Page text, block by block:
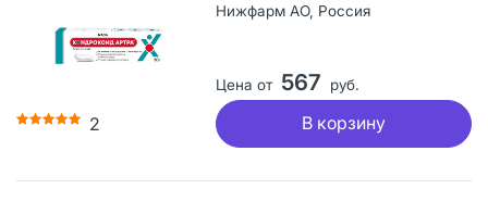
2
Нижфарм АО, Россия
Цена от 567 руб.
В корзину